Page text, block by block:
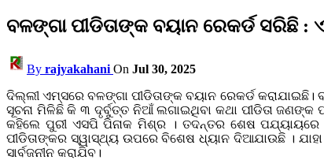
ବଳଙ୍ଗା ପୀଡିତାଙ୍କ ବୟାନ ରେକର୍ଡ ସରିଛି :
By rajyakahani On Jul 30, 2025
ଦିଲ୍ଲୀ ଏମ୍‌ସରେ ବଳଙ୍ଗା ପୀଡିତାଙ୍କ ବୟାନ ରେକର୍ଡ
ସୂଚନା ମିଳିଛି କି ୩ ଦୃର୍ବୁତ୍ତ ନିଆଁ ଲଗାଇଥିବା କଥା ପୀଡିତା
କହିଲେ ପୁରୀ ଏସପି ପିନାକ ମିଶ୍ର । ତଦନ୍ତର ଶେଷ ପଯ୍ୟାୟରେ
ପୀଡିତାଙ୍କର ସ୍ୱାସ୍ଥ୍ୟ ଉପରେ ବିଶେଷ ଧ୍ୟାନ ଦିଆଯାଉଛି ।
ସାର୍ବଜନୀନ କରାଯିବ।